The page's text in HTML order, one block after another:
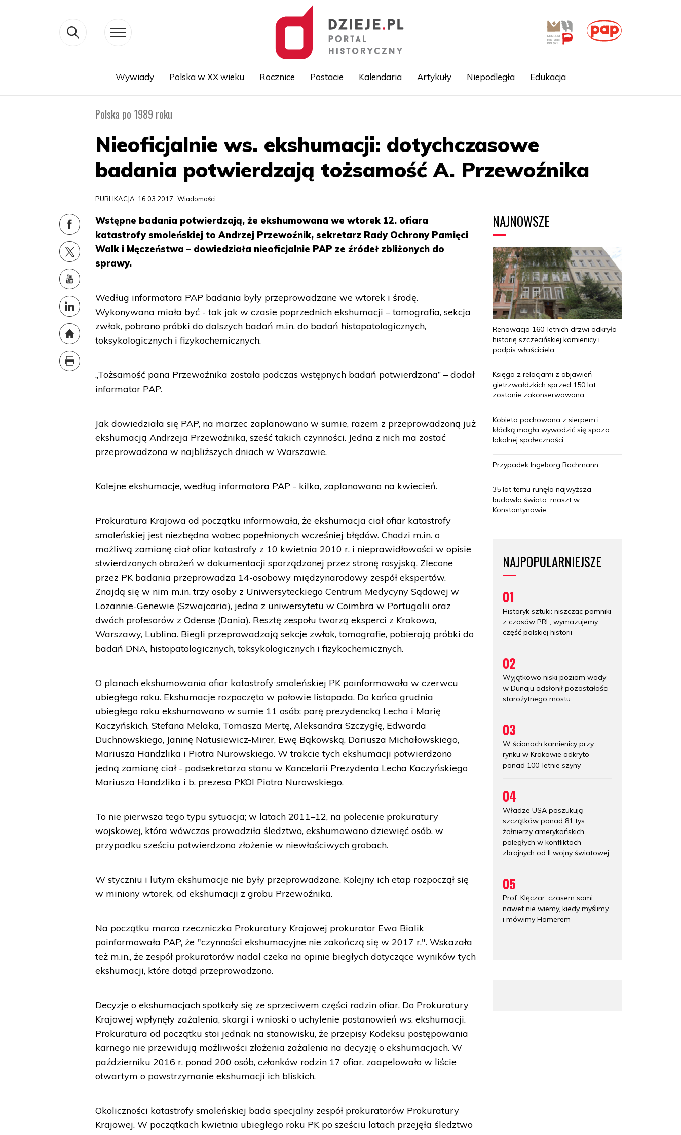
Wywiady Polska w XX wieku Rocznice Postacie Kalendaria Artykuły Niepodległa Edukacja
Polska po 1989 roku
Nieoficjalnie ws. ekshumacji: dotychczasowe
badania potwierdzają tożsamość A. Przewoźnika
PUBLIKACJA: 16.03.2017 Wiadomości
Wstępne badania potwierdzają, że ekshumowana we wtorek 12. ofiara
katastrofy smoleńskiej to Andrzej Przewoźnik, sekretarz Rady Ochrony Pamięci
Walk i Męczeństwa – dowiedziała nieoficjalnie PAP ze źródeł zbliżonych do
sprawy.
Według informatora PAP badania były przeprowadzane we wtorek i środę.
Wykonywana miała być - tak jak w czasie poprzednich ekshumacji – tomografia, sekcja
zwłok, pobrano próbki do dalszych badań m.in. do badań histopatologicznych,
toksykologicznych i fizykochemicznych.
„Tożsamość pana Przewoźnika została podczas wstępnych badań potwierdzona” – dodał
informator PAP.
Jak dowiedziała się PAP, na marzec zaplanowano w sumie, razem z przeprowadzoną już
ekshumacją Andrzeja Przewoźnika, sześć takich czynności. Jedna z nich ma zostać
przeprowadzona w najbliższych dniach w Warszawie.
Kolejne ekshumacje, według informatora PAP - kilka, zaplanowano na kwiecień.
Prokuratura Krajowa od początku informowała, że ekshumacja ciał ofiar katastrofy
smoleńskiej jest niezbędna wobec popełnionych wcześniej błędów. Chodzi m.in. o
możliwą zamianę ciał ofiar katastrofy z 10 kwietnia 2010 r. i nieprawidłowości w opisie
stwierdzonych obrażeń w dokumentacji sporządzonej przez stronę rosyjską. Zlecone
przez PK badania przeprowadza 14-osobowy międzynarodowy zespół ekspertów.
Znajdą się w nim m.in. trzy osoby z Uniwersyteckiego Centrum Medycyny Sądowej w
Lozannie-Genewie (Szwajcaria), jedna z uniwersytetu w Coimbra w Portugalii oraz
dwóch profesorów z Odense (Dania). Resztę zespołu tworzą eksperci z Krakowa,
Warszawy, Lublina. Biegli przeprowadzają sekcje zwłok, tomografie, pobierają próbki do
badań DNA, histopatologicznych, toksykologicznych i fizykochemicznych.
O planach ekshumowania ofiar katastrofy smoleńskiej PK poinformowała w czerwcu
ubiegłego roku. Ekshumacje rozpoczęto w połowie listopada. Do końca grudnia
ubiegłego roku ekshumowano w sumie 11 osób: parę prezydencką Lecha i Marię
Kaczyńskich, Stefana Melaka, Tomasza Mertę, Aleksandra Szczygłę, Edwarda
Duchnowskiego, Janinę Natusiewicz-Mirer, Ewę Bąkowską, Dariusza Michałowskiego,
Mariusza Handzlika i Piotra Nurowskiego. W trakcie tych ekshumacji potwierdzono
jedną zamianę ciał - podsekretarza stanu w Kancelarii Prezydenta Lecha Kaczyńskiego
Mariusza Handzlika i b. prezesa PKOl Piotra Nurowskiego.
To nie pierwsza tego typu sytuacja; w latach 2011–12, na polecenie prokuratury
wojskowej, która wówczas prowadziła śledztwo, ekshumowano dziewięć osób, w
przypadku sześciu potwierdzono złożenie w niewłaściwych grobach.
W styczniu i lutym ekshumacje nie były przeprowadzane. Kolejny ich etap rozpoczął się
w miniony wtorek, od ekshumacji z grobu Przewoźnika.
Na początku marca rzeczniczka Prokuratury Krajowej prokurator Ewa Bialik
poinformowała PAP, że "czynności ekshumacyjne nie zakończą się w 2017 r.". Wskazała
też m.in., że zespół prokuratorów nadal czeka na opinie biegłych dotyczące wyników tych
ekshumacji, które dotąd przeprowadzono.
Decyzje o ekshumacjach spotkały się ze sprzeciwem części rodzin ofiar. Do Prokuratury
Krajowej wpłynęły zażalenia, skargi i wnioski o uchylenie postanowień ws. ekshumacji.
Prokuratura od początku stoi jednak na stanowisku, że przepisy Kodeksu postępowania
karnego nie przewidują możliwości złożenia zażalenia na decyzję o ekshumacjach. W
październiku 2016 r. ponad 200 osób, członków rodzin 17 ofiar, zaapelowało w liście
otwartym o powstrzymanie ekshumacji ich bliskich.
Okoliczności katastrofy smoleńskiej bada specjalny zespół prokuratorów Prokuratury
Krajowej. W początkach kwietnia ubiegłego roku PK po sześciu latach przejęła śledztwo
NAJNOWSZE
Renowacja 160-letnich drzwi odkryła
historię szczecińskiej kamienicy i
podpis właściciela
Księga z relacjami z objawień
gietrzwałdzkich sprzed 150 lat
zostanie zakonserwowana
Kobieta pochowana z sierpem i
kłódką mogła wywodzić się spoza
lokalnej społeczności
Przypadek Ingeborg Bachmann
35 lat temu runęła najwyższa
budowla świata: maszt w
Konstantynowie
NAJPOPULARNIEJSZE
01
Historyk sztuki: niszcząc pomniki
z czasów PRL, wymazujemy
część polskiej historii
02
Wyjątkowo niski poziom wody
w Dunaju odsłonił pozostałości
starożytnego mostu
03
W ścianach kamienicy przy
rynku w Krakowie odkryto
ponad 100-letnie szyny
04
Władze USA poszukują
szczątków ponad 81 tys.
żołnierzy amerykańskich
poległych w konfliktach
zbrojnych od II wojny światowej
05
Prof. Klęczar: czasem sami
nawet nie wiemy, kiedy myślimy
i mówimy Homerem